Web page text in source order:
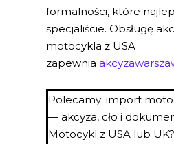
formalności, które
specjaliście. Obsługę
motocykla z USA
zapewnia
Polecamy: import
— akcyza, cło i
Motocykl z USA lub